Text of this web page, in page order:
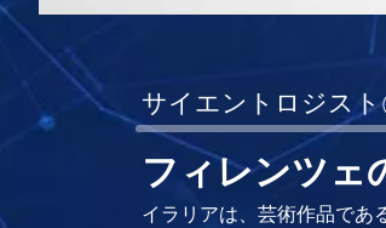
サイエントロジスト
フィレンツェ
イラリアは、芸術作品であ